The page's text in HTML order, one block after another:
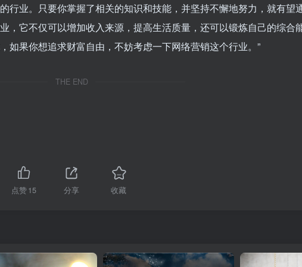
行业。只要你掌握了相关的知识和技能，并坚持不懈地努力，就有望
，它不仅可以增加收入来源，提高生活质量，还可以锻炼自己的综合
如果你想追求财富自由，不妨考虑一下网络营销这个行业。”
THE END
点赞15 分享 收藏